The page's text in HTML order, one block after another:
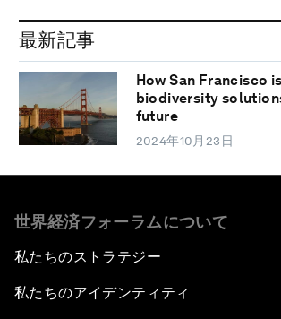
最新記事
How San Francisco
biodiversity
future
2024年10月23日
世界経済フォーラムについて
私たちのストラテジー
私たちのアイデンティティ